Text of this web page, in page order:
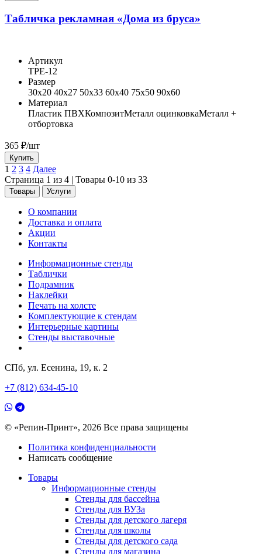
Табличка рекламная «Дома из бруса»
Артикул
ТРЕ-12
Размер
30x20 40x27 50x33 60x40 75x50 90x60
Материал
Пластик ПВХКомпозитМеталл оцинковкаМеталл +
отбортовка
365 ₽/шт
Купить
1 2 3 4 Далее
Страница 1 из 4 | Товары 0-10 из 33
Товары Услуги
О компании
Доставка и оплата
Акции
Контакты
Информационные стенды
Таблички
Подрамник
Наклейки
Печать на холсте
Комплектующие к стендам
Интерьерные картины
Стенды выставочные
СПб, ул. Есенина, 19, к. 2
+7 (812) 634-45-10
© «Репин-Принт», 2026 Все права защищены
Политика конфиденциальности
Написать сообщение
Товары
Информационные стенды
Стенды для бассейна
Стенды для ВУЗа
Стенды для детского лагеря
Стенды для школы
Стенды для детского сада
Стенды для магазина